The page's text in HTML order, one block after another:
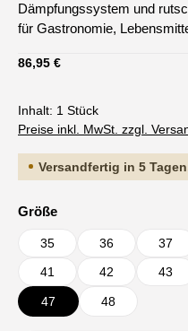
Dämpfungssystem und
für Gastronomie,
Regulärer Preis:
86,95 €
Inhalt: 1 Stück
Preise inkl. MwSt. zzgl.
Versandfertig in 5
Größeauswählen
35 36 37
41
42 43
47 48